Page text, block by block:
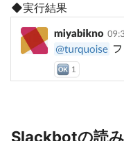
◆実行結果
Slackbotの読